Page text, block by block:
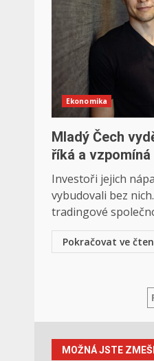
Ekonomika
Mladý Čech
říká a vzpomíná
Investoři jejich
vybudovali bez
tradingové
Pokračovat ve
MOŽNÁ JSTE